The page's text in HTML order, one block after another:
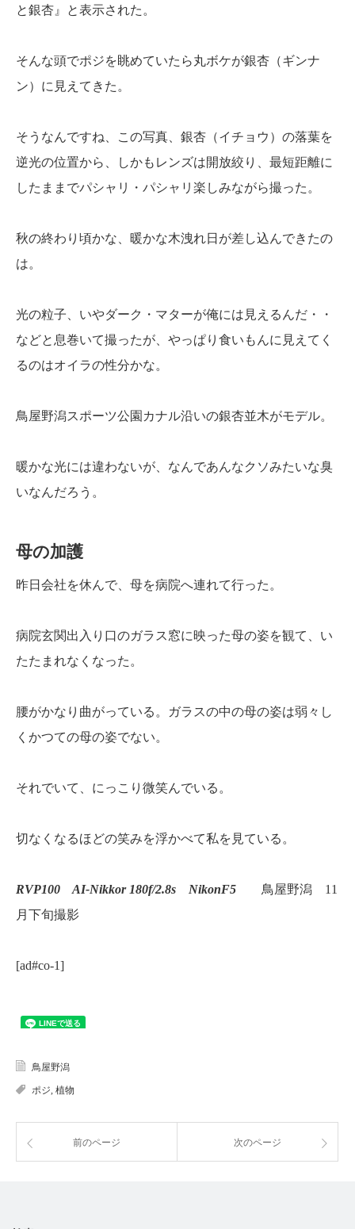
と銀杏』と表示された。
そんな頭でポジを眺めていたら丸ボケが銀杏（ギンナ
ン）に見えてきた。
そうなんですね、この写真、銀杏（イチョウ）の落葉を
逆光の位置から、しかもレンズは開放絞り、最短距離に
したままでパシャリ・パシャリ楽しみながら撮った。
秋の終わり頃かな、暖かな木洩れ日が差し込んできたの
は。
光の粒子、いやダーク・マターが俺には見えるんだ・・
などと息巻いて撮ったが、やっぱり食いもんに見えてく
るのはオイラの性分かな。
鳥屋野潟スポーツ公園カナル沿いの銀杏並木がモデル。
暖かな光には違わないが、なんであんなクソみたいな臭
いなんだろう。
母の加護
昨日会社を休んで、母を病院へ連れて行った。
病院玄関出入り口のガラス窓に映った母の姿を観て、い
たたまれなくなった。
腰がかなり曲がっている。ガラスの中の母の姿は弱々し
くかつての母の姿でない。
それでいて、にっこり微笑んでいる。
切なくなるほどの笑みを浮かべて私を見ている。
RVP100 AI-Nikkor 180f/2.8s NikonF5 鳥屋野潟 11
月下旬撮影
[ad#co-1]
鳥屋野潟
ポジ, 植物
前のページ 次のページ